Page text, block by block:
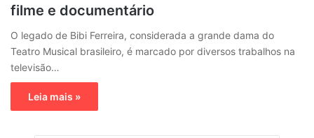
filme e documentário
O legado de Bibi Ferreira, considerada a grande dama do
Teatro Musical brasileiro, é marcado por diversos trabalhos na
televisão…
Leia mais »